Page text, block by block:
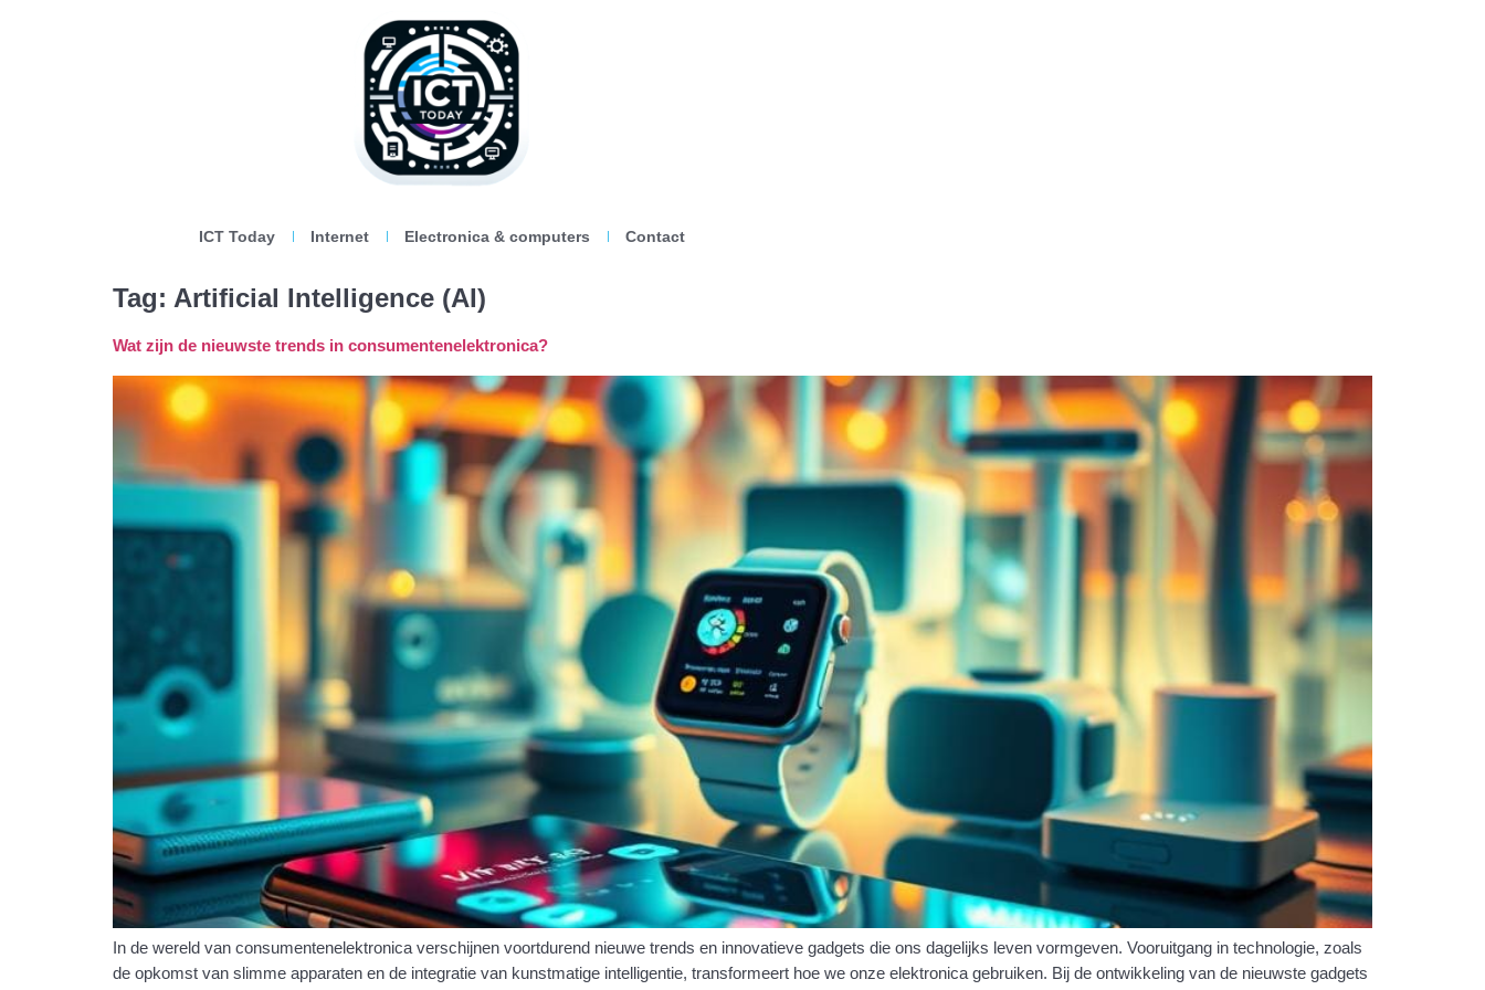
ICT Today Internet Electronica & computers Contact
Tag: Artificial Intelligence (AI)
Wat zijn de nieuwste trends in consumentenelektronica?
In de wereld van consumentenelektronica verschijnen voortdurend nieuwe trends en innovatieve gadgets die ons dagelijks leven vormgeven. Vooruitgang in technologie, zoals
de opkomst van slimme apparaten en de integratie van kunstmatige intelligentie, transformeert hoe we onze elektronica gebruiken. Bij de ontwikkeling van de nieuwste gadgets